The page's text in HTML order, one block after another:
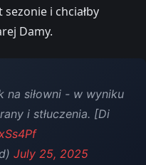
i chciałby
Damy.
na siłowni - w wyniku
i stłuczenia. [Di
July 25, 2025